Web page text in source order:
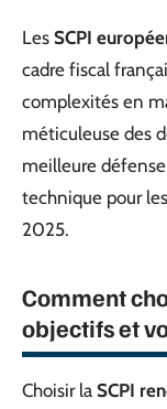
Les SCPI
cadre fiscal
complexités en
méticuleuse des
meilleure
technique pour les
2025.
Comment
objectifs et
Choisir la SCPI